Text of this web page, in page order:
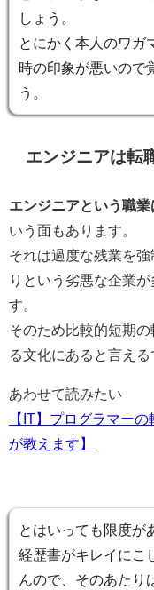
しょう。
とにかく 本人のワガ
時の印象が悪いので
う。
エンジニアは転
エンジニアという職
いう面もあります。
それは過度な残業を
りという劣悪な企業
す。
そのため比較的短期
る文化にあると言える
あわせて読みたい
【IT】プログラマー
が教えます】
とはいっても限度が
経歴書がキレイにこ
んので、そのあたり